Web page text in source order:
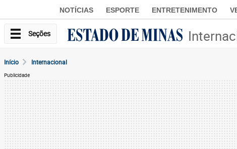
NOTÍCIAS ESPORTE ENTRETENIMENTO
Seções
Início Internacional
Publicidade